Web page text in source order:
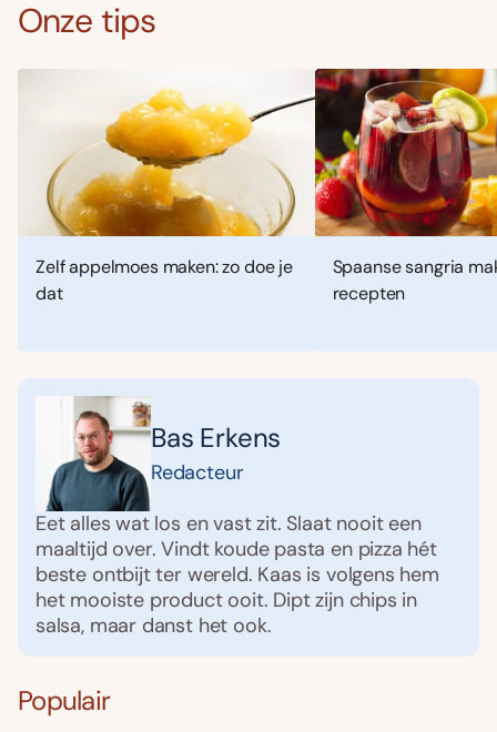
Onze tips
Zelf appelmoes maken: zo doe je
dat
Spaanse sangria
recepten
Bas Erkens
Redacteur
Eet alles wat los en vast zit. Slaat nooit een
maaltijd over. Vindt koude pasta en pizza hét
beste ontbijt ter wereld. Kaas is volgens hem
het mooiste product ooit. Dipt zijn chips in
salsa, maar danst het ook.
Populair